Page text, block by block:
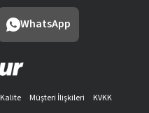
WhatsApp
Kalite Müşteri İlişkileri
KVKK